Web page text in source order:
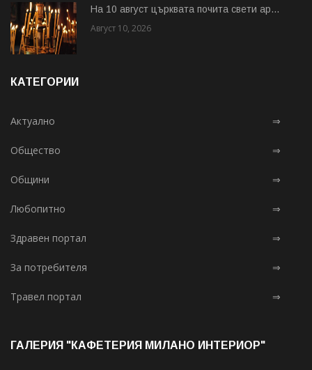
На 10 август църквата почита свети ар...
Август 10, 2026
КАТЕГОРИИ
Актуално ⇒
Общество ⇒
Общини ⇒
Любопитно ⇒
Здравен портал ⇒
За потребителя ⇒
Травел портал ⇒
ГАЛЕРИЯ "КАФЕТЕРИЯ МИЛАНО ИНТЕРИОР"